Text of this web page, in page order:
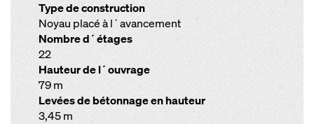
Type de construction
Noyau placé à l´avancement
Nombre d´étages
22
Hauteur de l´ouvrage
79 m
Levées de bétonnage en hauteur
3,45 m